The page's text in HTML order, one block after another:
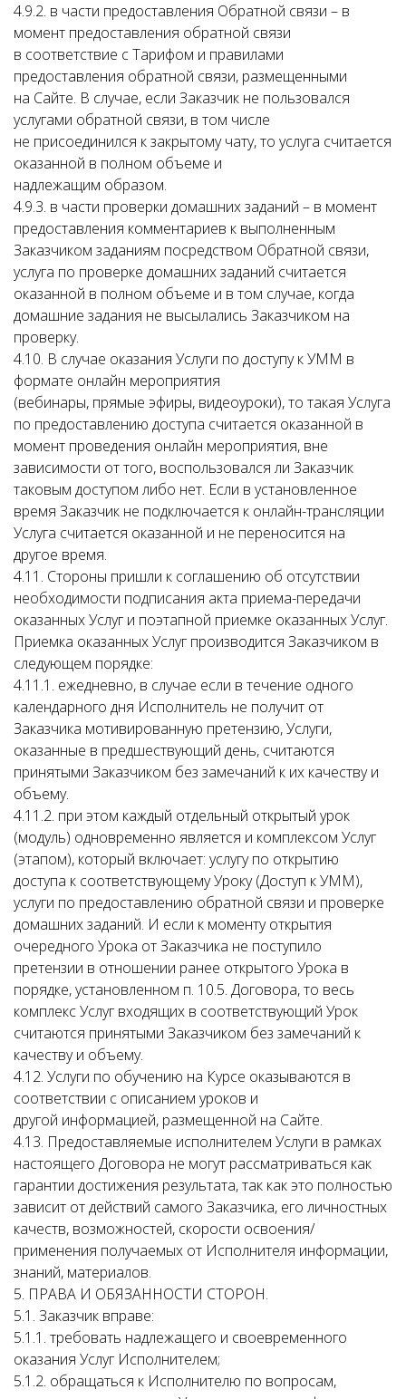
4.9.2. в части предоставления Обратной связи – в
момент предоставления обратной связи
в соответствие с Тарифом и правилами
предоставления обратной связи, размещенными
на Сайте. В случае, если Заказчик не пользовался
услугами обратной связи, в том числе
не присоединился к закрытому чату, то услуга считается
оказанной в полном объеме и
надлежащим образом.
4.9.3. в части проверки домашних заданий – в момент
предоставления комментариев к выполненным
Заказчиком заданиям посредством Обратной связи,
услуга по проверке домашних заданий считается
оказанной в полном объеме и в том случае, когда
домашние задания не высылались Заказчиком на
проверку.
4.10. В случае оказания Услуги по доступу к УММ в
формате онлайн мероприятия
(вебинары, прямые эфиры, видеоуроки), то такая Услуга
по предоставлению доступа считается оказанной в
момент проведения онлайн мероприятия, вне
зависимости от того, воспользовался ли Заказчик
таковым доступом либо нет. Если в установленное
время Заказчик не подключается к онлайн-трансляции
Услуга считается оказанной и не переносится на
другое время.
4.11. Стороны пришли к соглашению об отсутствии
необходимости подписания акта приема-передачи
оказанных Услуг и поэтапной приемке оказанных Услуг.
Приемка оказанных Услуг производится Заказчиком в
следующем порядке:
4.11.1. ежедневно, в случае если в течение одного
календарного дня Исполнитель не получит от
Заказчика мотивированную претензию, Услуги,
оказанные в предшествующий день, считаются
принятыми Заказчиком без замечаний к их качеству и
объему.
4.11.2. при этом каждый отдельный открытый урок
(модуль) одновременно является и комплексом Услуг
(этапом), который включает: услугу по открытию
доступа к соответствующему Уроку (Доступ к УММ),
услуги по предоставлению обратной связи и проверке
домашних заданий. И если к моменту открытия
очередного Урока от Заказчика не поступило
претензии в отношении ранее открытого Урока в
порядке, установленном п. 10.5. Договора, то весь
комплекс Услуг входящих в соответствующий Урок
считаются принятыми Заказчиком без замечаний к
качеству и объему.
4.12. Услуги по обучению на Курсе оказываются в
соответствии с описанием уроков и
другой информацией, размещенной на Сайте.
4.13. Предоставляемые исполнителем Услуги в рамках
настоящего Договора не могут рассматриваться как
гарантии достижения результата, так как это полностью
зависит от действий самого Заказчика, его личностных
качеств, возможностей, скорости освоения/
применения получаемых от Исполнителя информации,
знаний, материалов.
5. ПРАВА И ОБЯЗАННОСТИ СТОРОН.
5.1. Заказчик вправе:
5.1.1. требовать надлежащего и своевременного
оказания Услуг Исполнителем;
5.1.2. обращаться к Исполнителю по вопросам,